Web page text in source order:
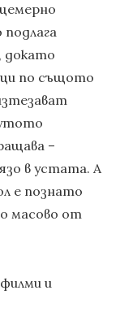
докато
по същото
–
в устата. А
е познато
масово от
и